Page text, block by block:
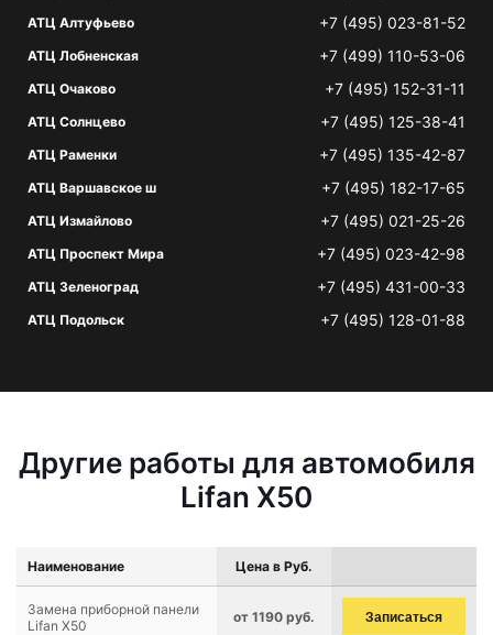
АТЦ Алтуфьево +7 (495) 023-81-52
АТЦ Лобненская +7 (499) 110-53-06
АТЦ Очаково +7 (495) 152-31-11
АТЦ Солнцево +7 (495) 125-38-41
АТЦ Раменки +7 (495) 135-42-87
АТЦ Варшавское ш +7 (495) 182-17-65
АТЦ Измайлово +7 (495) 021-25-26
АТЦ Проспект Мира +7 (495) 023-42-98
АТЦ Зеленоград +7 (495) 431-00-33
АТЦ Подольск +7 (495) 128-01-88
Другие работы для автомобиля
Lifan X50
Наименование Цена в Руб.
Замена приборной панели
Lifan X50
от 1190 руб. Записаться